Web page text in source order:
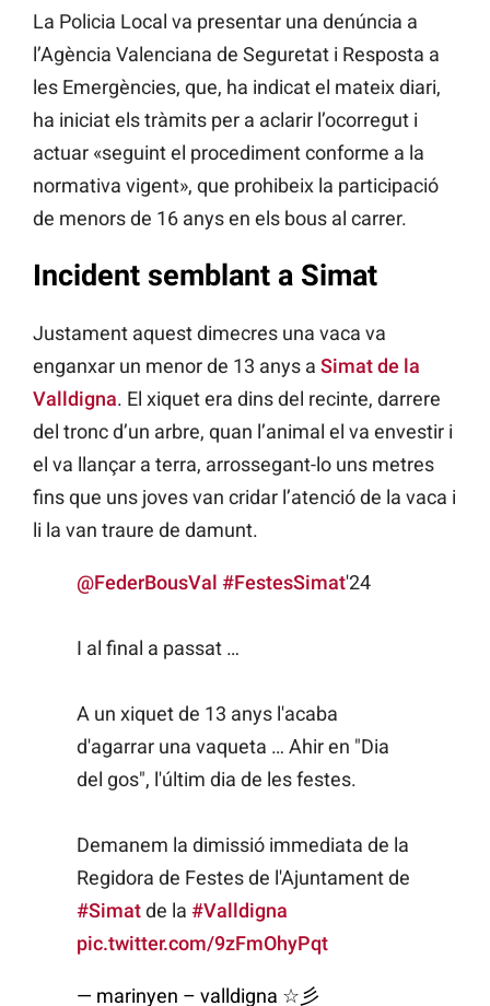
La Policia Local va presentar una denúncia a
l’Agència Valenciana de Seguretat i Resposta a
les Emergències, que, ha indicat el mateix diari,
ha iniciat els tràmits per a aclarir l’ocorregut i
actuar «seguint el procediment conforme a la
normativa vigent», que prohibeix la participació
de menors de 16 anys en els bous al carrer.
Incident semblant a Simat
Justament aquest dimecres una vaca va
enganxar un menor de 13 anys a Simat de la
Valldigna. El xiquet era dins del recinte, darrere
del tronc d’un arbre, quan l’animal el va envestir i
el va llançar a terra, arrossegant-lo uns metres
fins que uns joves van cridar l’atenció de la vaca i
li la van traure de damunt.
@FederBousVal #FestesSimat'24
I al final a passat …
A un xiquet de 13 anys l'acaba
d'agarrar una vaqueta … Ahir en "Dia
del gos", l'últim dia de les festes.
Demanem la dimissió immediata de la
Regidora de Festes de l'Ajuntament de
#Simatde la #Valldigna
pic.twitter.com/9zFmOhyPqt
— marinyen – valldigna ☆彡